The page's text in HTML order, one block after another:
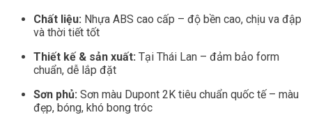
Chất liệu: Nhựa ABS cao cấp – độ bền cao, chịu va đập
và thời tiết tốt
Thiết kế & sản xuất: Tại Thái Lan – đảm bảo form
chuẩn, dễ lắp đặt
Sơn phủ: Sơn màu Dupont 2K tiêu chuẩn quốc tế – màu
đẹp, bóng, khó bong tróc